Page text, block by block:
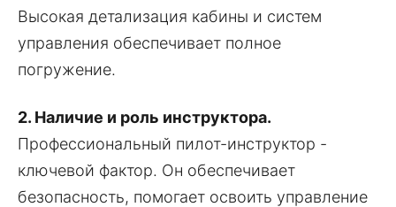
Высокая детализация кабины и систем
управления обеспечивает полное
погружение.
2. Наличие и роль инструктора.
Профессиональный пилот-инструктор -
ключевой фактор. Он обеспечивает
безопасность, помогает освоить управление